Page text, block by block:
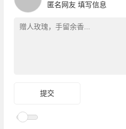
匿名网友 填写信息